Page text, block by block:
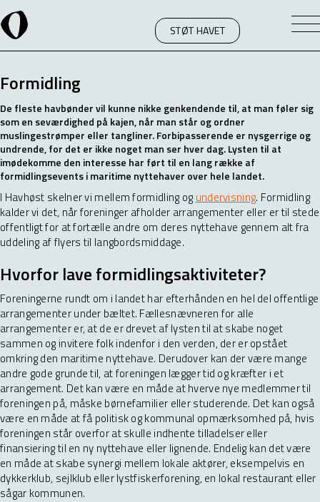
STØT HAVET
Formidling
De fleste havbønder vil kunne nikke genkendende til, at man føler sig
som en seværdighed på kajen, når man står og ordner
muslingestrømper eller tangliner. Forbipasserende er nysgerrige og
undrende, for det er ikke noget man ser hver dag. Lysten til at
imødekomme den interesse har ført til en lang række af
formidlingsevents i maritime nyttehaver over hele landet.
I Havhøst skelner vi mellem formidling og undervisning. Formidling
kalder vi det, når foreninger afholder arrangementer eller er til stede
offentligt for at fortælle andre om deres nyttehave gennem alt fra
uddeling af flyers til langbordsmiddage.
Hvorfor lave formidlingsaktiviteter?
Foreningerne rundt om i landet har efterhånden en hel del offentlige
arrangementer under bæltet. Fællesnævneren for alle
arrangementer er, at de er drevet af lysten til at skabe noget
sammen og invitere folk indenfor i den verden, der er opstået
omkring den maritime nyttehave. Derudover kan der være mange
andre gode grunde til, at foreningen lægger tid og kræfter i et
arrangement. Det kan være en måde at hverve nye medlemmer til
foreningen på, måske børnefamilier eller studerende. Det kan også
være en måde at få politisk og kommunal opmærksomhed på, hvis
foreningen står overfor at skulle indhente tilladelser eller
finansiering til en ny nyttehave eller lignende. Endelig kan det være
en måde at skabe synergi mellem lokale aktører, eksempelvis en
dykkerklub, sejlklub eller lystfiskerforening, en lokal restaurant eller
sågar kommunen.